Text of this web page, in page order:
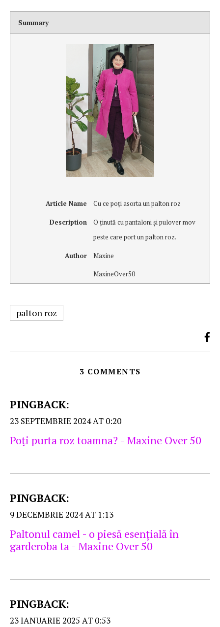
Summary
Article Name Cu ce poţi asorta un palton roz
Description
O ţinută cu pantaloni şi pulover mov
peste care port un palton roz.
Author Maxine
MaxineOver50
palton roz
3 COMMENTS
PINGBACK:
23 SEPTEMBRIE 2024 AT 0:20
Poţi purta roz toamna? - Maxine Over 50
PINGBACK:
9 DECEMBRIE 2024 AT 1:13
Paltonul camel - o piesă esențială în
garderoba ta - Maxine Over 50
PINGBACK:
23 IANUARIE 2025 AT 0:53